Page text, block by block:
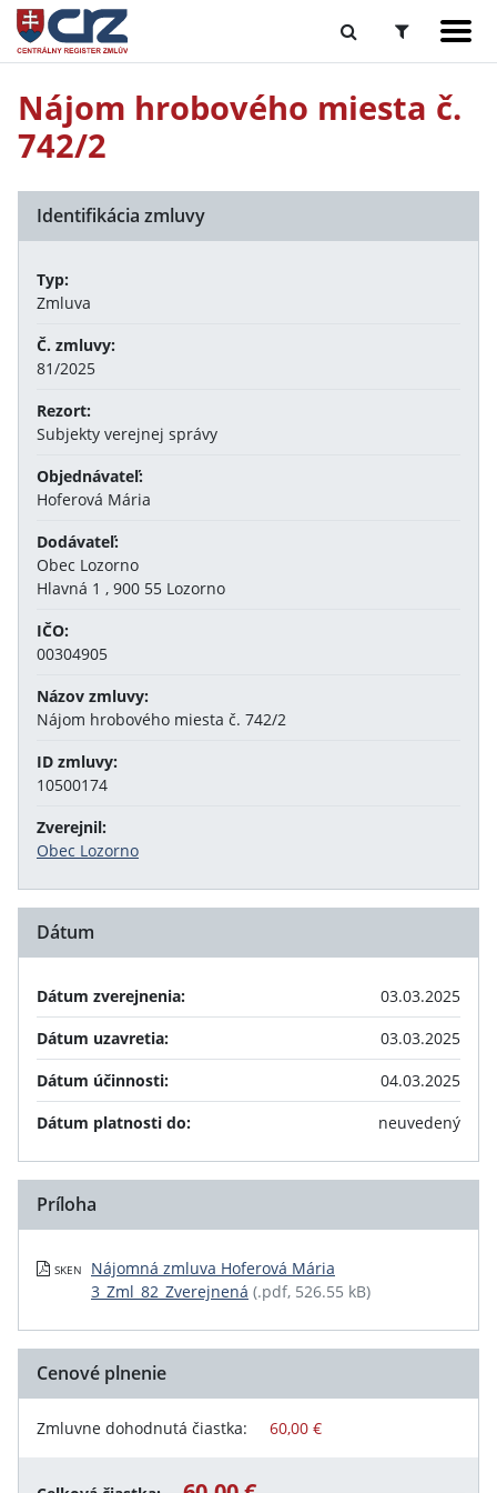
Nájom hrobového miesta č.
742/2
Identifikácia zmluvy
Typ:
Zmluva
Č. zmluvy:
81/2025
Rezort:
Subjekty verejnej správy
Objednávateľ:
Hoferová Mária
Dodávateľ:
Obec Lozorno
Hlavná 1 , 900 55 Lozorno
IČO:
00304905
Názov zmluvy:
Nájom hrobového miesta č. 742/2
ID zmluvy:
10500174
Zverejnil:
Obec Lozorno
Dátum
Dátum zverejnenia:
03.03.2025
Dátum uzavretia:
03.03.2025
Dátum účinnosti:
04.03.2025
Dátum platnosti do:
neuvedený
Príloha
SKEN
Nájomná zmluva Hoferová Mária
3_Zml_82_Zverejnená (.pdf, 526.55 kB)
Cenové plnenie
Zmluvne dohodnutá čiastka: 60,00 €